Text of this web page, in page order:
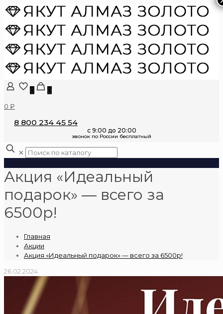
0
0
0 ₽
8 800 234 45 54
✕
Акция «Идеальный
подарок» — всего за
6500р!
Главная
Акции
Акция «Идеальный подарок» — всего за 6500р!
26.02.2024